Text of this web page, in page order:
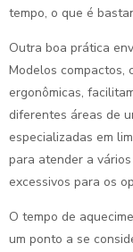
tempo, o que é
Outra boa prática
Modelos compactos,
ergonômicas,
diferentes áreas de
especializadas em
para atender a
excessivos para os
O tempo de
um ponto a se